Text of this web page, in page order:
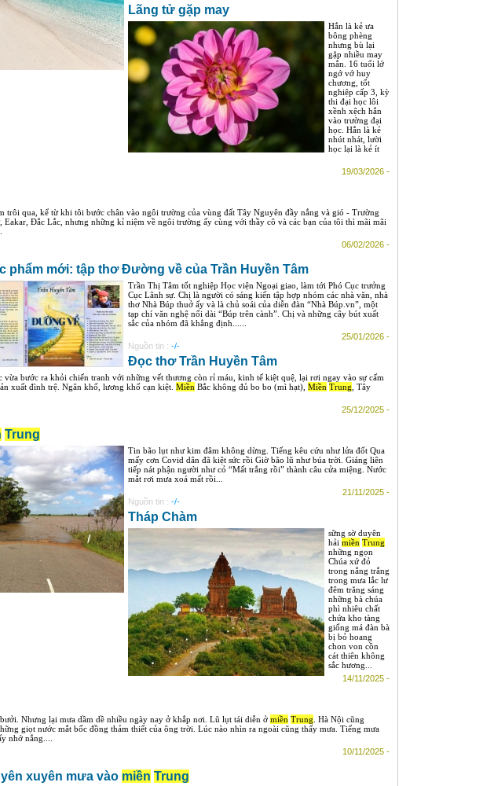
Lãng tử gặp may
Hắn là kẻ ưa
bông phèng
nhưng bù lại
gặp nhiều may
mắn. 16 tuổi lớ
ngớ vớ huy
chương, tốt
nghiệp cấp 3, kỳ
thi đại học lôi
xềnh xệch hắn
vào trường đại
học. Hắn là kẻ
nhút nhát, lười
học lại là kẻ ít
19/03/2026 -
trôi qua, kể từ khi tôi bước chân vào ngôi trường của vùng đất Tây Nguyên đầy nắng và gió - Trường
Eakar, Đắc Lắc, nhưng những kỉ niệm về ngôi trường ấy cùng với thầy cô và các bạn của tôi thì mãi mãi
06/02/2026 -
phẩm mới: tập thơ Đường về của Trần Huyền Tâm
Trần Thị Tâm tốt nghiệp Học viện Ngoại giao, làm tới Phó Cục trưởng
Cục Lãnh sự. Chị là người có sáng kiến tập hợp nhóm các nhà văn, nhà
thơ Nhà Búp thuở ấy và là chủ soái của diễn đàn “Nhà Búp.vn”, một
tạp chí văn nghệ nối dài “Búp trên cành”. Chị và những cây bút xuất
sắc của nhóm đã khẳng định......
25/01/2026 -
Nguồn tin : -/-
Đọc thơ Trần Huyền Tâm
vừa bước ra khỏi chiến tranh với những vết thương còn rỉ máu, kinh tế kiệt quệ, lại rơi ngay vào sự cấm
xuất đình trệ. Ngân khố, lương khố cạn kiệt. Miền Bắc không đủ bo bo (mì hạt), Miền Trung , Tây
25/12/2025 -
Trung
Tin bão lụt như kim đâm không dừng. Tiếng kêu cứu như lửa đốt Qua
mấy cơn Covid dân đã kiệt sức rồi Giờ bão lũ như búa trời. Giáng liên
tiếp nát phận người như cỏ “Mất trắng rồi” thành câu cửa miệng. Nước
mắt rơi mưa xoá mất rồi...
21/11/2025 -
Nguồn tin : -/-
Tháp Chàm
sững sờ duyên
hải miền Trung
những ngọn
Chúa xứ đỏ
trong nắng trắng
trong mưa lắc lư
đêm trăng sáng
những bà chúa
phì nhiêu chất
chứa kho tàng
giống má đàn bà
bị bỏ hoang
chon von cồn
cát thiên không
sắc hương...
14/11/2025 -
Nhưng lại mưa dầm dề nhiều ngày nay ở khắp nơi. Lũ lụt tái diễn ở miền Trung . Hà Nội cũng
giọt nước mắt bốc đồng thảm thiết của ông trời. Lúc nào nhìn ra ngoài cũng thấy mưa. Tiếng mưa
nhớ nắng....
10/11/2025 -
xuyên mưa vào miền Trung